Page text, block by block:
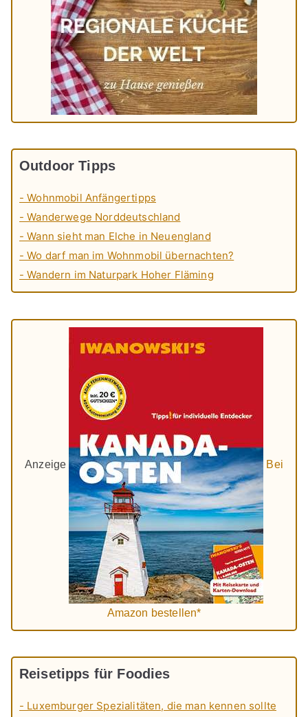
Outdoor Tipps
- Wohnmobil Anfängertipps
- Wanderwege Norddeutschland
- Wann sieht man Elche in Neuengland
- Wo darf man im Wohnmobil übernachten?
- Wandern im Naturpark Hoher Fläming
Anzeige Bei
Amazon bestellen*
Reisetipps für Foodies
- Luxemburger Spezialitäten, die man kennen sollte